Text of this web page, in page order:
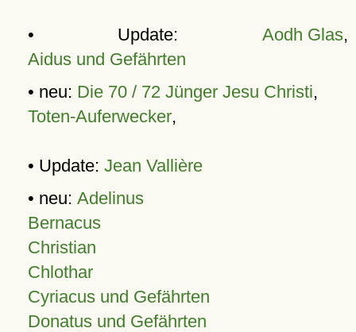
• Update: Aodh Glas,
Aidus und Gefährten
• neu: Die 70 / 72 Jünger Jesu Christi,
Toten-Auferwecker,
• Update: Jean Vallière
• neu: Adelinus
Bernacus
Christian
Chlothar
Cyriacus und Gefährten
Donatus und Gefährten